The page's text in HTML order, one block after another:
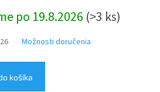
po 19.8.2026 (>3 ks)
Možnosti doručenia
košíka